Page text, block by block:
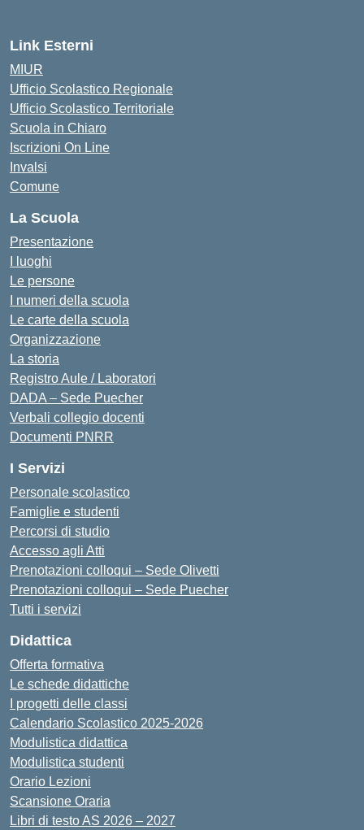
Link Esterni
MIUR
Ufficio Scolastico Regionale
Ufficio Scolastico Territoriale
Scuola in Chiaro
Iscrizioni On Line
Invalsi
Comune
La Scuola
Presentazione
I luoghi
Le persone
I numeri della scuola
Le carte della scuola
Organizzazione
La storia
Registro Aule / Laboratori
DADA – Sede Puecher
Verbali collegio docenti
Documenti PNRR
I Servizi
Personale scolastico
Famiglie e studenti
Percorsi di studio
Accesso agli Atti
Prenotazioni colloqui – Sede Olivetti
Prenotazioni colloqui – Sede Puecher
Tutti i servizi
Didattica
Offerta formativa
Le schede didattiche
I progetti delle classi
Calendario Scolastico 2025-2026
Modulistica didattica
Modulistica studenti
Orario Lezioni
Scansione Oraria
Libri di testo AS 2026 – 2027